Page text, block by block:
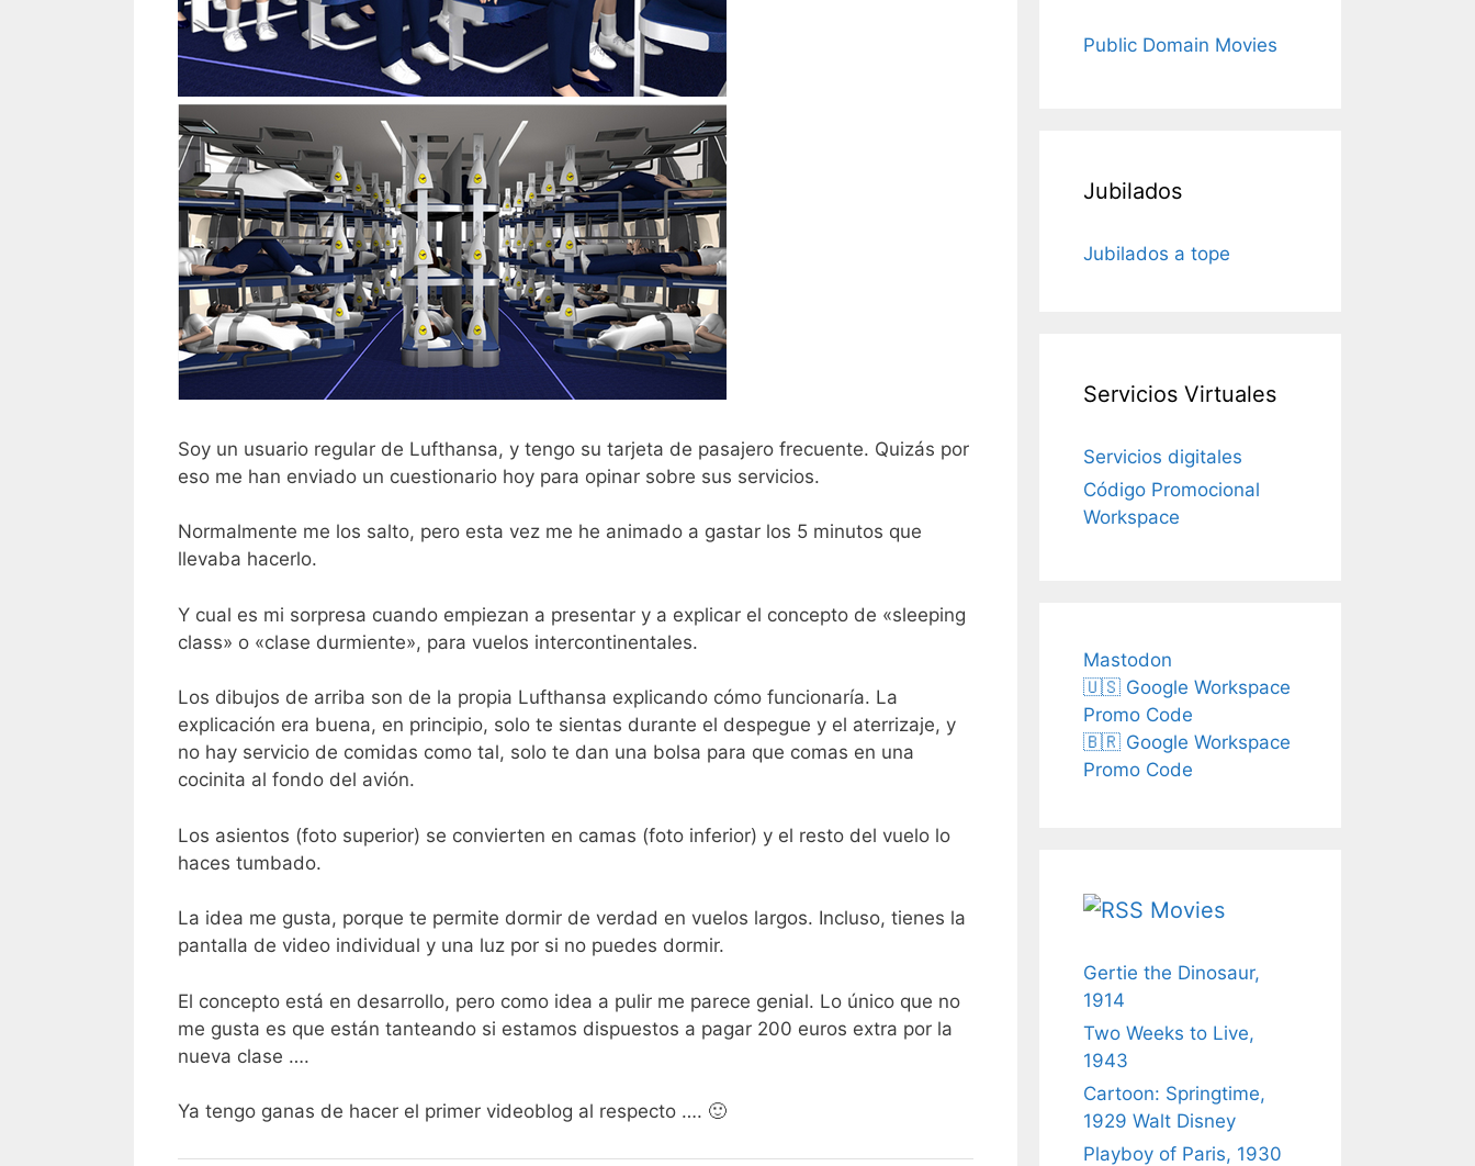
Soy un usuario regular de Lufthansa, y tengo su tarjeta de pasajero frecuente. Quizás por
eso me han enviado un cuestionario hoy para opinar sobre sus servicios.
Normalmente me los salto, pero esta vez me he animado a gastar los 5 minutos que
llevaba hacerlo.
Y cual es mi sorpresa cuando empiezan a presentar y a explicar el concepto de «sleeping
class» o «clase durmiente», para vuelos intercontinentales.
Los dibujos de arriba son de la propia Lufthansa explicando cómo funcionaría. La
explicación era buena, en principio, solo te sientas durante el despegue y el aterrizaje, y
no hay servicio de comidas como tal, solo te dan una bolsa para que comas en una
cocinita al fondo del avión.
Los asientos (foto superior) se convierten en camas (foto inferior) y el resto del vuelo lo
haces tumbado.
La idea me gusta, porque te permite dormir de verdad en vuelos largos. Incluso, tienes la
pantalla de video individual y una luz por si no puedes dormir.
El concepto está en desarrollo, pero como idea a pulir me parece genial. Lo único que no
me gusta es que están tanteando si estamos dispuestos a pagar 200 euros extra por la
nueva clase ….
Ya tengo ganas de hacer el primer videoblog al respecto …. 🙂
Public Domain Movies
Jubilados
Jubilados a tope
Servicios Virtuales
Servicios digitales
Código Promocional
Workspace
Mastodon
🇺🇸 Google Workspace
Promo Code
🇧🇷 Google Workspace
Promo Code
Movies
Gertie the Dinosaur,
1914
Two Weeks to Live,
1943
Cartoon: Springtime,
1929 Walt Disney
Playboy of Paris, 1930